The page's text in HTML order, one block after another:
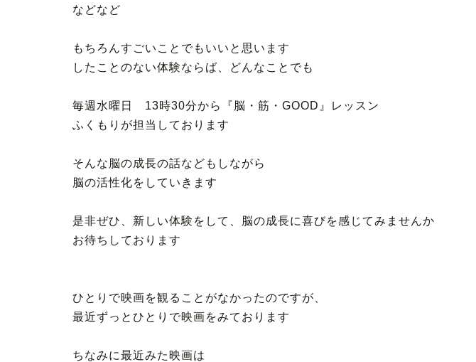
などなど
もちろんすごいことでもいいと思います
したことのない体験ならば、どんなことでも
毎週水曜日 13時30分から『脳・筋・GOOD』レッスン
ふくもりが担当しております
そんな脳の成長の話などもしながら
脳の活性化をしていきます
是非ぜひ、新しい体験をして、脳の成長に喜びを感じてみませんか
お待ちしております
ひとりで映画を観ることがなかったのですが、
最近ずっとひとりで映画をみております
ちなみに最近みた映画は